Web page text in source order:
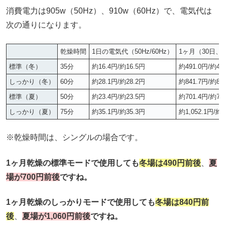
消費電力は905w（50Hz）、910w（60Hz）で、電気代は
次の通りになります。
乾燥時間 1日の電気代（50Hz/60Hz）
1ヶ月（30日、
標準（冬）
35分 約16.4円/約16.5円
約491.0円/約
しっかり（冬）
60分 約28.1円/約28.2円
約841.7円/約
標準（夏）
50分 約23.4円/約23.5円
約701.4円/約
しっかり（夏）
75分 約35.1円/約35.3円 約1,052.1円/約
※乾燥時間は、シングルの場合です。
1ヶ月乾燥の標準モードで使用しても冬場は490円前後
夏
場が700円前後ですね。
1ヶ月乾燥のしっかりモードで使用しても冬場は840円前
後
夏場が1,060円前後ですね。